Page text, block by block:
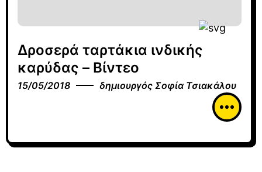
Δροσερά ταρτάκια ινδικής
καρύδας – Βίντεο
15/05/2018 δημιουργός Σοφία Τσιακάλου